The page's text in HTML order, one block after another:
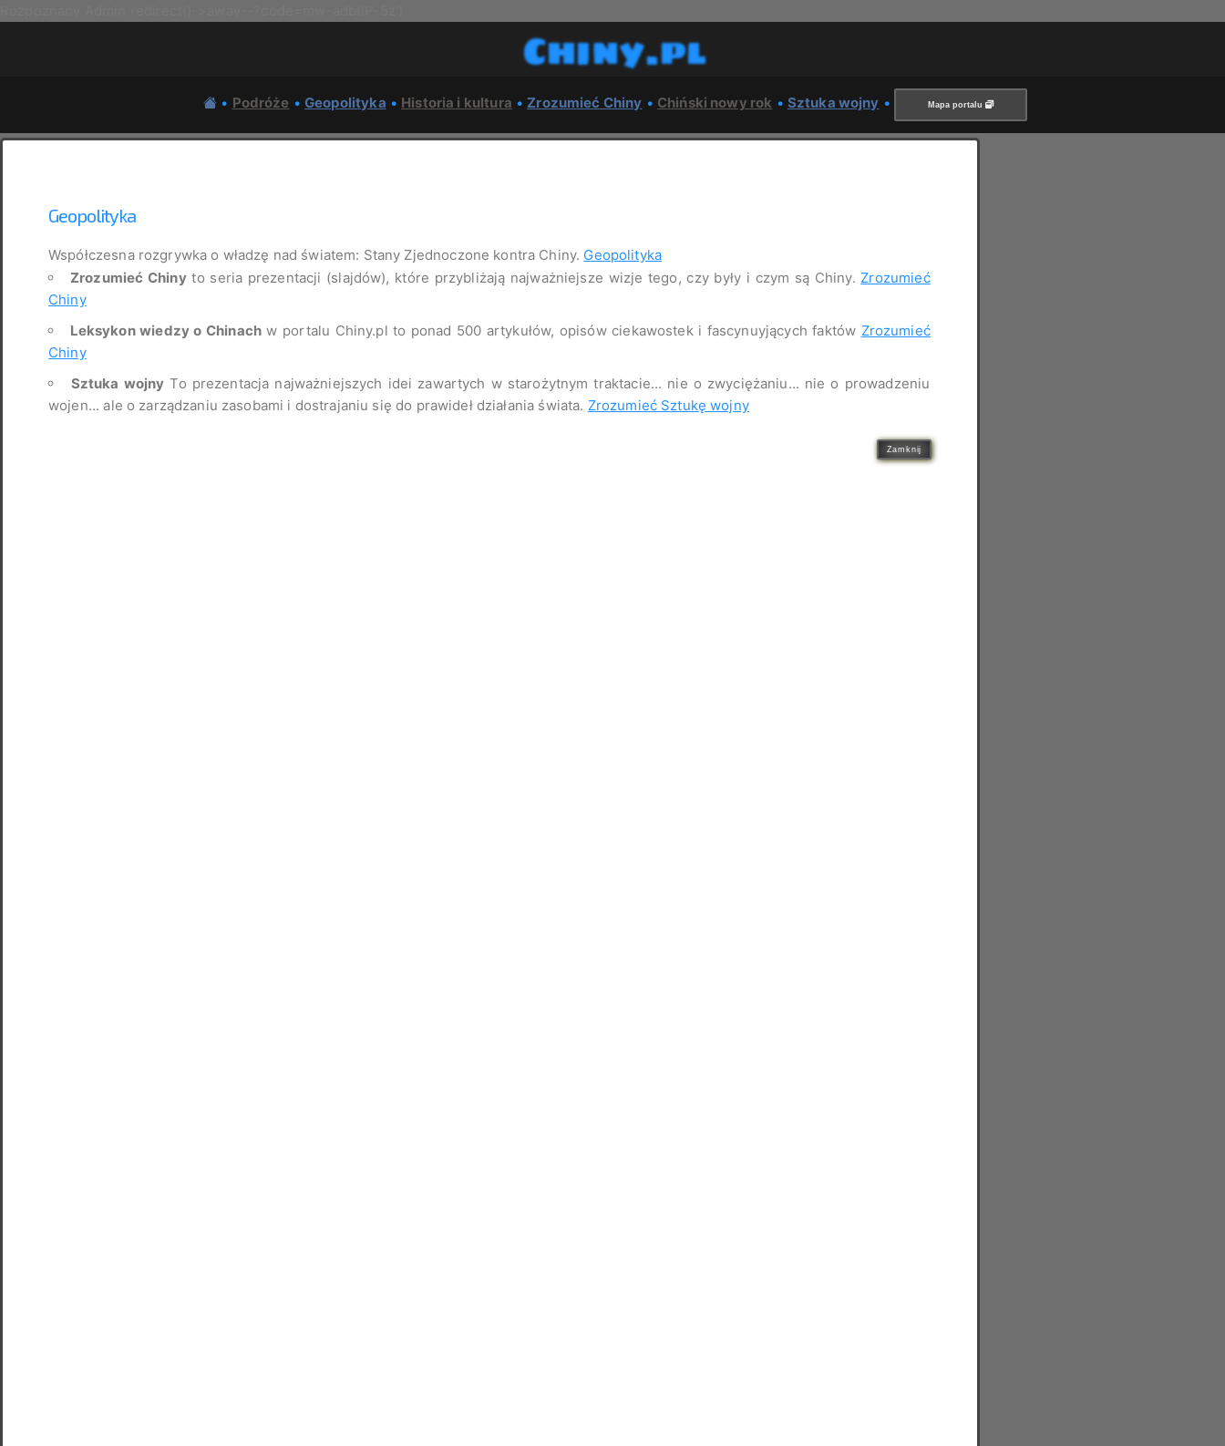
Chiny.pl
• Podróże •Geopolityka • Historia i kultura •Zrozumieć Chiny • Chiński nowy rok • Sztuka wojny • Mapa portalu
Geopolityka
Współczesna rozgrywka o władzę nad światem: Stany Zjednoczone kontra Chiny. Geopolityka
Zrozumieć Chinyto seria prezentacji (slajdów), które przybliżają najważniejsze wizje tego, czy były i czym są Chiny. Zrozumieć
Chiny
Leksykon wiedzy o Chinach w portalu Chiny.pl to ponad 500 artykułów, opisów ciekawostek i fascynuyjących faktów Zrozumieć
Chiny
Sztuka wojny To prezentacja najważniejszych idei zawartych w starożytnym traktacie... nie o zwyciężaniu... nie o prowadzeniu
wojen... ale o zarządzaniu zasobami i dostrajaniu się do prawideł działania świata. Zrozumieć Sztukę wojny
Zamknij